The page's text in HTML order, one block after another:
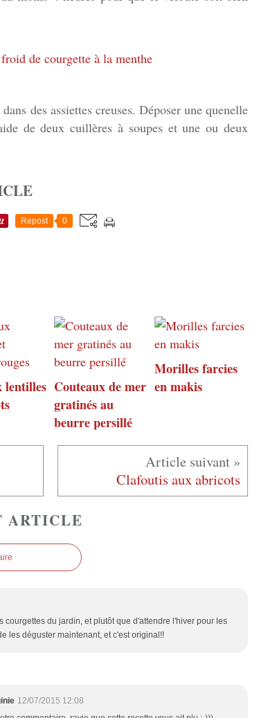
des assiettes creuses. Déposer une quenelle
de deux cuillères à soupes et une ou deux
Repost 0
lentilles Couteaux de mer
gratinés au
beurre persillé
Morilles farcies
en makis
Clafoutis aux abricots
ARTICLE
courgettes du jardin, et plutôt que d'attendre l'hiver pour les
les déguster maintenant, et c'est original!!
12/07/2015 12:08